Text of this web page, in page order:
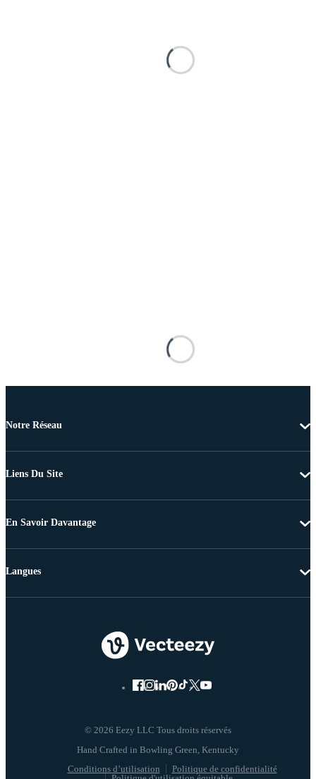
Notre Réseau
Liens Du Site
En Savoir Davantage
© 2026 Eezy LLC Tous droits réservés
Conditions d’utilisation
Politique de confidentialité
Langues